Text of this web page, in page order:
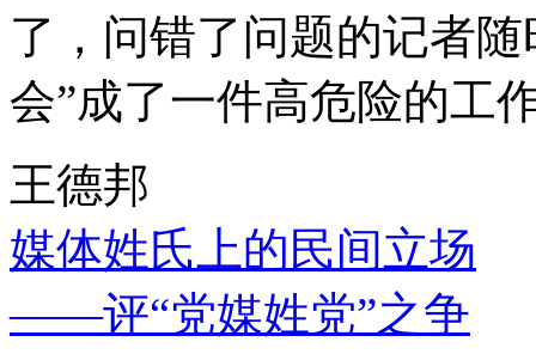
了，问错了问题的记者
会”成了一件高危险的工
王德邦
媒体姓氏上的民间立场
——评“党媒姓党”之争